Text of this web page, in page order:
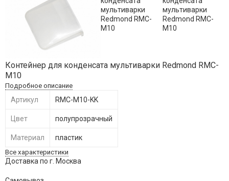
Контейнер для конденсата мультиварки Redmond RMC-
M10
Подробное описание
Артикул RMC-M10-KK
Цвет полупрозрачный
Материал пластик
Все характеристики
Доставка по г. Москва